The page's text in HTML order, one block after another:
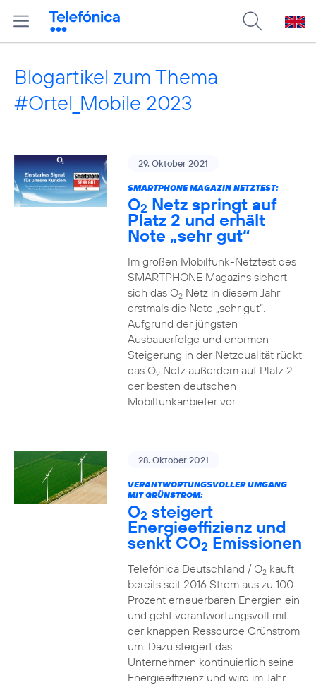
Blogartikel zum Thema
#Ortel_Mobile 2023
29. Oktober 2021
SMARTPHONE MAGAZIN NETZTEST:
O2 Netz springt auf
Platz 2 und erhält
Note „sehr gut“
Im großen Mobilfunk-Netztest des
SMARTPHONE Magazins sichert
sich das O2Netz in diesem Jahr
erstmals die Note „sehr gut“.
Aufgrund der jüngsten
Ausbauerfolge und enormen
Steigerung in der Netzqualität rückt
das O2Netz außerdem auf Platz 2
der besten deutschen
Mobilfunkanbieter vor.
28. Oktober 2021
VERANTWORTUNGSVOLLER UMGANG
MIT GRÜNSTROM:
O2 steigert
Energieeffizienz und
senkt CO2 Emissionen
Telefónica Deutschland / O2kauft
bereits seit 2016 Strom aus zu 100
Prozent erneuerbaren Energien ein
und geht verantwortungsvoll mit
der knappen Ressource Grünstrom
um. Dazu steigert das
Unternehmen kontinuierlich seine
Energieeffizienz und wird im Jahr